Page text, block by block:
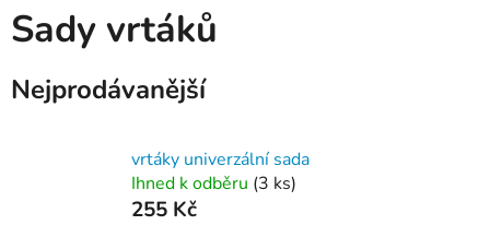
Sady vrtáků
Nejprodávanější
vrtáky univerzální sada
Ihned k odběru (3 ks)
255 Kč